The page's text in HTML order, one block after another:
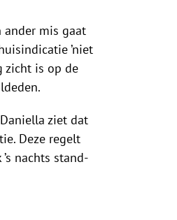
ander mis gaat
’niet
zicht is op de
ziet dat
Deze regelt
nachts stand-